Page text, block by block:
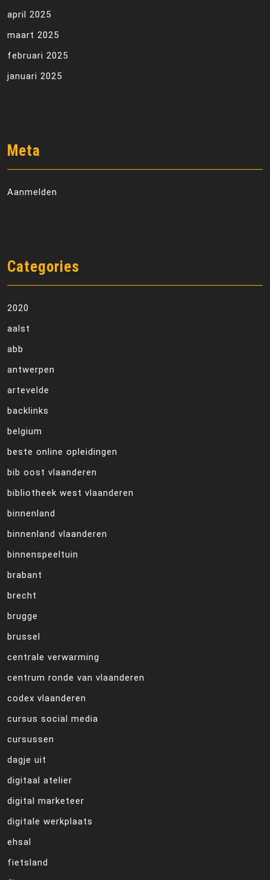
april 2025
maart 2025
februari 2025
januari 2025
Meta
Aanmelden
Categories
2020
aalst
abb
antwerpen
artevelde
backlinks
belgium
beste online opleidingen
bib oost vlaanderen
bibliotheek west vlaanderen
binnenland
binnenland vlaanderen
binnenspeeltuin
brabant
brecht
brugge
brussel
centrale verwarming
centrum ronde van vlaanderen
codex vlaanderen
cursus social media
cursussen
dagje uit
digitaal atelier
digital marketeer
digitale werkplaats
ehsal
fietsland